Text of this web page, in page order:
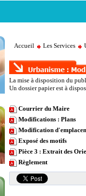
Accueil Les Services
La mise à disposition du
Un dossier papier est à
Courrier du Maire
Modifications : Plans
Modification
Exposé des motifs
Pièce 3 : Extrait des
Règlement